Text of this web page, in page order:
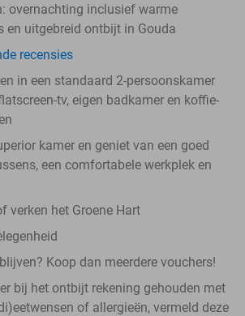
overnachting inclusief warme
en uitgebreid ontbijt in Gouda
recensies
in een standaard 2-persoonskamer
tv, eigen badkamer en koffie-
kamer en geniet van een goed
een comfortabele werkplek en
verken het Groene Hart
Koop dan meerdere vouchers!
bij het ontbijt rekening gehouden met
of allergieën, vermeld deze